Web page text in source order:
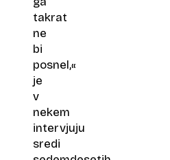
takrat
ne
bi
posnel,«
je
v
nekem
intervjuju
sredi